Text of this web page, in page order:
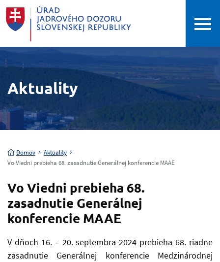
Aktuality
Domov
Aktuality
Vo Viedni prebieha 68. zasadnutie Generálnej konferencie MAAE
Vo Viedni prebieha 68.
zasadnutie Generálnej
konferencie MAAE
V dňoch 16. – 20. septembra 2024 prebieha 68. riadne
zasadnutie Generálnej konferencie Medzinárodnej